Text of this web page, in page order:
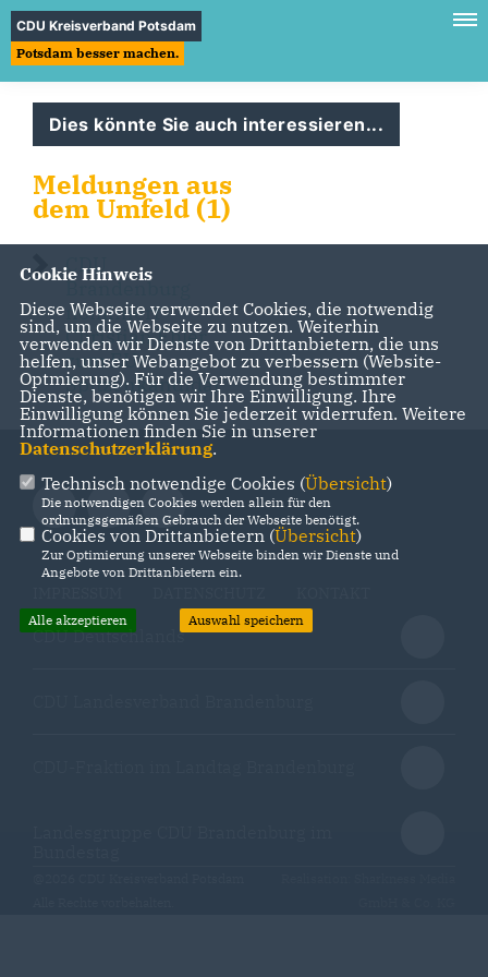
CDU Kreisverband Potsdam
Potsdam besser machen.
Dies könnte Sie auch interessieren...
Meldungen aus
dem Umfeld (1)
CDU
Brandenburg
nominiert
Christian Ehler
zum EU-
Spitzenkandidat
CDU Deutschlands
Cookie Hinweis
Diese Webseite verwendet Cookies, die notwendig
sind, um die Webseite zu nutzen. Weiterhin
verwenden wir Dienste von Drittanbietern, die uns
helfen, unser Webangebot zu verbessern (Website-
Optmierung). Für die Verwendung bestimmter
Dienste, benötigen wir Ihre Einwilligung. Ihre
Einwilligung können Sie jederzeit widerrufen. Weitere
Informationen finden Sie in unserer
Datenschutzerklärung.
Technisch notwendige Cookies (Übersicht)
Die notwendigen Cookies werden allein für den
ordnungsgemäßen Gebrauch der Webseite benötigt.
Cookies von Drittanbietern (Übersicht)
Zur Optimierung unserer Webseite binden wir Dienste und
Angebote von Drittanbietern ein.
Alle akzeptieren Auswahl speichern